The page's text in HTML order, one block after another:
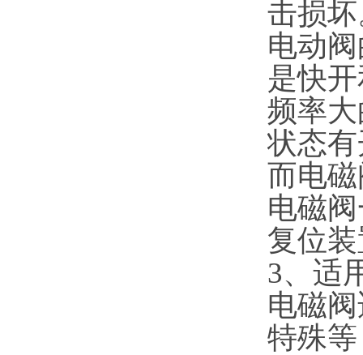
击损
电动
是快
频率
状态
而电
电磁
复位
3、适
电磁
特殊